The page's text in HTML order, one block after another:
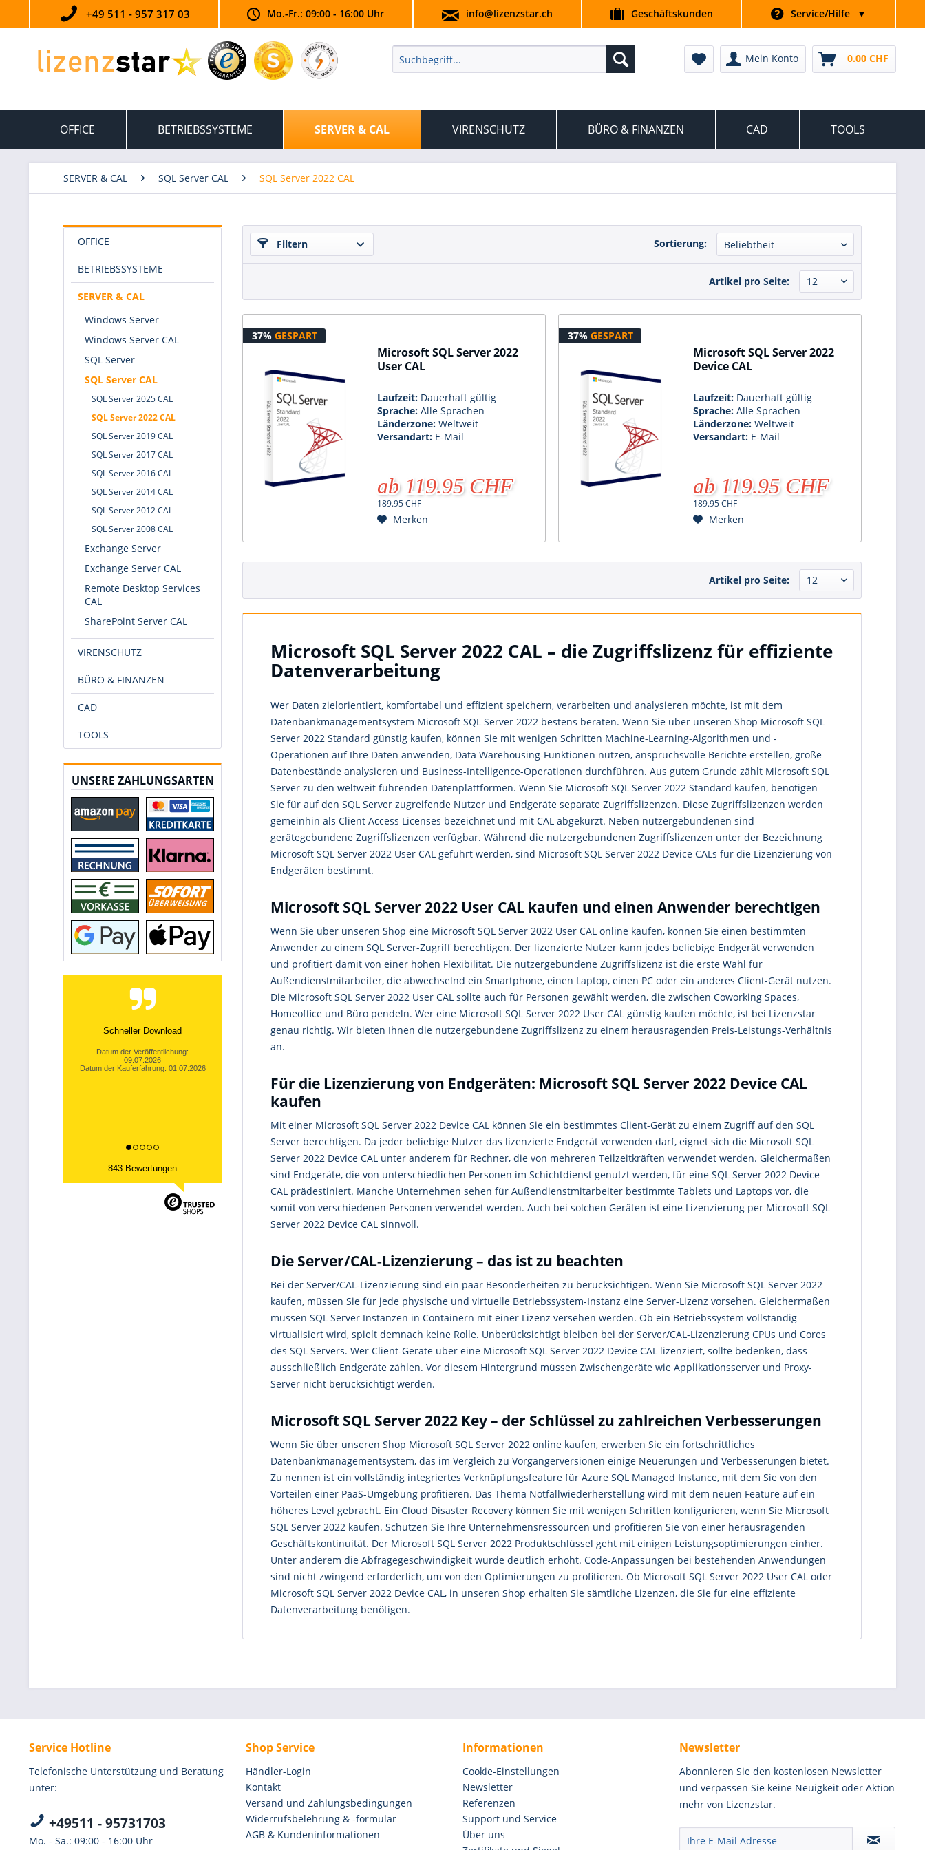
+49 511 - 957 317 03 Mo.-Fr.: 09:00 - 16:00 Uhr info@lizenzstar.ch Geschäftskunden Service/Hilfe ▼
Mein Konto 0.00 CHF
OFFICE BETRIEBSSYSTEME SERVER & CAL VIRENSCHUTZ BÜRO & FINANZEN CAD TOOLS
SERVER & CAL SQL Server CAL SQL Server 2022 CAL
OFFICE
BETRIEBSSYSTEME
SERVER & CAL
Windows Server
Windows Server CAL
SQL Server
SQL Server CAL
SQL Server 2025 CAL
SQL Server 2022 CAL
SQL Server 2019 CAL
SQL Server 2017 CAL
SQL Server 2016 CAL
SQL Server 2014 CAL
SQL Server 2012 CAL
SQL Server 2008 CAL
Exchange Server
Exchange Server CAL
Remote Desktop Services
CAL
SharePoint Server CAL
VIRENSCHUTZ
BÜRO & FINANZEN
CAD
TOOLS
UNSERE ZAHLUNGSARTEN
Schneller Download
Datum der Veröffentlichung:
09.07.2026
Datum der Kauferfahrung: 01.07.2026
843 Bewertungen
Filtern Sortierung:
Artikel pro Seite:
37% GESPART
Microsoft SQL Server 2022
User CAL
Laufzeit: Dauerhaft gültig
Sprache:Alle Sprachen
Länderzone:Weltweit
Versandart: E-Mail
ab 119.95 CHF
189.95 CHF
Merken
37% GESPART
Microsoft SQL Server 2022
Device CAL
Laufzeit: Dauerhaft gültig
Sprache:Alle Sprachen
Länderzone:Weltweit
Versandart: E-Mail
ab 119.95 CHF
189.95 CHF
Merken
Artikel pro Seite:
Microsoft SQL Server 2022 CAL – die Zugriffslizenz für effiziente
Datenverarbeitung
Wer Daten zielorientiert, komfortabel und effizient speichern, verarbeiten und analysieren möchte, ist mit dem
Datenbankmanagementsystem Microsoft SQL Server 2022 bestens beraten. Wenn Sie über unseren Shop Microsoft SQL
Server 2022 Standard günstig kaufen, können Sie mit wenigen Schritten Machine-Learning-Algorithmen und -
Operationen auf Ihre Daten anwenden, Data Warehousing-Funktionen nutzen, anspruchsvolle Berichte erstellen, große
Datenbestände analysieren und Business-Intelligence-Operationen durchführen. Aus gutem Grunde zählt Microsoft SQL
Server zu den weltweit führenden Datenplattformen. Wenn Sie Microsoft SQL Server 2022 Standard kaufen, benötigen
Sie für auf den SQL Server zugreifende Nutzer und Endgeräte separate Zugriffslizenzen. Diese Zugriffslizenzen werden
gemeinhin als Client Access Licenses bezeichnet und mit CAL abgekürzt. Neben nutzergebundenen sind
gerätegebundene Zugriffslizenzen verfügbar. Während die nutzergebundenen Zugriffslizenzen unter der Bezeichnung
Microsoft SQL Server 2022 User CAL geführt werden, sind Microsoft SQL Server 2022 Device CALs für die Lizenzierung von
Endgeräten bestimmt.
Microsoft SQL Server 2022 User CAL kaufen und einen Anwender berechtigen
Wenn Sie über unseren Shop eine Microsoft SQL Server 2022 User CAL online kaufen, können Sie einen bestimmten
Anwender zu einem SQL Server-Zugriff berechtigen. Der lizenzierte Nutzer kann jedes beliebige Endgerät verwenden
und profitiert damit von einer hohen Flexibilität. Die nutzergebundene Zugriffslizenz ist die erste Wahl für
Außendienstmitarbeiter, die abwechselnd ein Smartphone, einen Laptop, einen PC oder ein anderes Client-Gerät nutzen.
Die Microsoft SQL Server 2022 User CAL sollte auch für Personen gewählt werden, die zwischen Coworking Spaces,
Homeoffice und Büro pendeln. Wer eine Microsoft SQL Server 2022 User CAL günstig kaufen möchte, ist bei Lizenzstar
genau richtig. Wir bieten Ihnen die nutzergebundene Zugriffslizenz zu einem herausragenden Preis-Leistungs-Verhältnis
an.
Für die Lizenzierung von Endgeräten: Microsoft SQL Server 2022 Device CAL
kaufen
Mit einer Microsoft SQL Server 2022 Device CAL können Sie ein bestimmtes Client-Gerät zu einem Zugriff auf den SQL
Server berechtigen. Da jeder beliebige Nutzer das lizenzierte Endgerät verwenden darf, eignet sich die Microsoft SQL
Server 2022 Device CAL unter anderem für Rechner, die von mehreren Teilzeitkräften verwendet werden. Gleichermaßen
sind Endgeräte, die von unterschiedlichen Personen im Schichtdienst genutzt werden, für eine SQL Server 2022 Device
CAL prädestiniert. Manche Unternehmen sehen für Außendienstmitarbeiter bestimmte Tablets und Laptops vor, die
somit von verschiedenen Personen verwendet werden. Auch bei solchen Geräten ist eine Lizenzierung per Microsoft SQL
Server 2022 Device CAL sinnvoll.
Die Server/CAL-Lizenzierung – das ist zu beachten
Bei der Server/CAL-Lizenzierung sind ein paar Besonderheiten zu berücksichtigen. Wenn Sie Microsoft SQL Server 2022
kaufen, müssen Sie für jede physische und virtuelle Betriebssystem-Instanz eine Server-Lizenz vorsehen. Gleichermaßen
müssen SQL Server Instanzen in Containern mit einer Lizenz versehen werden. Ob ein Betriebssystem vollständig
virtualisiert wird, spielt demnach keine Rolle. Unberücksichtigt bleiben bei der Server/CAL-Lizenzierung CPUs und Cores
des SQL Servers. Wer Client-Geräte über eine Microsoft SQL Server 2022 Device CAL lizenziert, sollte bedenken, dass
ausschließlich Endgeräte zählen. Vor diesem Hintergrund müssen Zwischengeräte wie Applikationsserver und Proxy-
Server nicht berücksichtigt werden.
Microsoft SQL Server 2022 Key – der Schlüssel zu zahlreichen Verbesserungen
Wenn Sie über unseren Shop Microsoft SQL Server 2022 online kaufen, erwerben Sie ein fortschrittliches
Datenbankmanagementsystem, das im Vergleich zu Vorgängerversionen einige Neuerungen und Verbesserungen bietet.
Zu nennen ist ein vollständig integriertes Verknüpfungsfeature für Azure SQL Managed Instance, mit dem Sie von den
Vorteilen einer PaaS-Umgebung profitieren. Das Thema Notfallwiederherstellung wird mit dem neuen Feature auf ein
höheres Level gebracht. Ein Cloud Disaster Recovery können Sie mit wenigen Schritten konfigurieren, wenn Sie Microsoft
SQL Server 2022 kaufen. Schützen Sie Ihre Unternehmensressourcen und profitieren Sie von einer herausragenden
Geschäftskontinuität. Der Microsoft SQL Server 2022 Produktschlüssel geht mit einigen Leistungsoptimierungen einher.
Unter anderem die Abfragegeschwindigkeit wurde deutlich erhöht. Code-Anpassungen bei bestehenden Anwendungen
sind nicht zwingend erforderlich, um von den Optimierungen zu profitieren. Ob Microsoft SQL Server 2022 User CAL oder
Microsoft SQL Server 2022 Device CAL, in unseren Shop erhalten Sie sämtliche Lizenzen, die Sie für eine effiziente
Datenverarbeitung benötigen.
Service Hotline
Telefonische Unterstützung und Beratung
unter:
+49511 - 95731703
Mo. - Sa.: 09:00 - 16:00 Uhr
Shop Service
Händler-Login
Kontakt
Versand und Zahlungsbedingungen
Widerrufsbelehrung & -formular
AGB & Kundeninformationen
Informationen
Cookie-Einstellungen
Newsletter
Referenzen
Support und Service
Über uns
Newsletter
Abonnieren Sie den kostenlosen Newsletter
und verpassen Sie keine Neuigkeit oder Aktion
mehr von Lizenzstar.